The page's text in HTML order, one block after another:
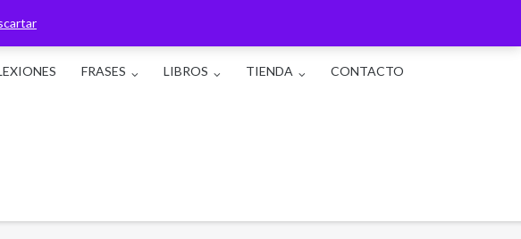
FRASES LIBROS TIENDA CONTACTO